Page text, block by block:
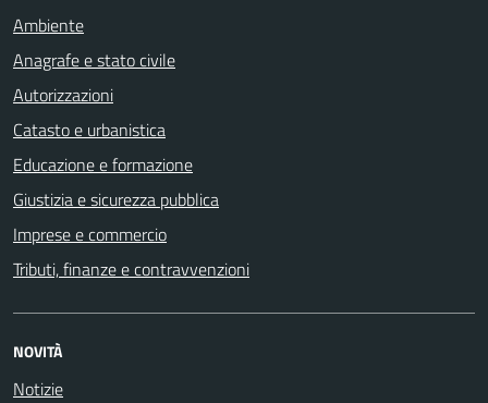
Ambiente
Anagrafe e stato civile
Autorizzazioni
Catasto e urbanistica
Educazione e formazione
Giustizia e sicurezza pubblica
Imprese e commercio
Tributi, finanze e contravvenzioni
NOVITÀ
Notizie